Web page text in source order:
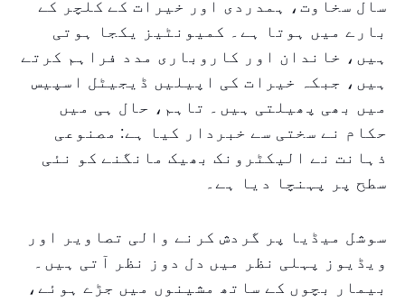
سال سخاوت، ہمدردی اور خیرات کے کلچر کے
بارے میں ہوتا ہے۔ کمیونٹیز یکجا ہوتی
ہیں، خاندان اور کاروباری مدد فراہم کرتے
ہیں، جبکہ خیرات کی اپیلیں ڈیجیٹل اسپیس
میں بھی پھیلتی ہیں۔ تاہم، حال ہی میں
حکام نے سختی سے خبردار کیا ہے: مصنوعی
ذہانت نے الیکٹرونک بھیک مانگنے کو نئی
سطح پر پہنچا دیا ہے۔
سوشل میڈیا پر گردش کرنے والی تصاویر اور
ویڈیوز پہلی نظر میں دل دوز نظر آتی ہیں۔
بیمار بچوں کے ساتھ مشینوں میں جڑے ہوئے،